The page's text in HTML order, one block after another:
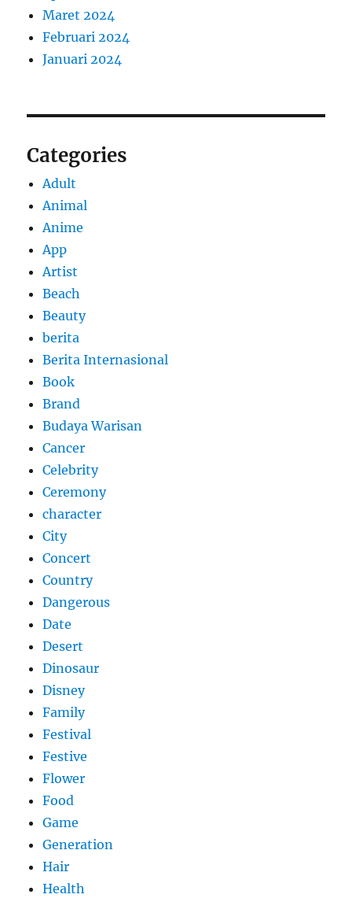
Maret 2024
Februari 2024
Januari 2024
Categories
Adult
Animal
Anime
App
Artist
Beach
Beauty
berita
Berita Internasional
Book
Brand
Budaya Warisan
Cancer
Celebrity
Ceremony
character
City
Concert
Country
Dangerous
Date
Desert
Dinosaur
Disney
Family
Festival
Festive
Flower
Food
Game
Generation
Hair
Health